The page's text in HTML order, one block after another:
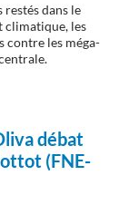
restés dans le
climatique, les
contre les méga-
débat
(FNE-